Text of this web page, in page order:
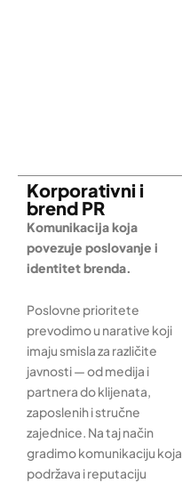
Korporativni i
brend PR
Komunikacija koja
povezuje poslovanje i
identitet brenda.
Poslovne prioritete
prevodimo u narative koji
imaju smisla za različite
javnosti — od medija i
partnera do klijenata,
zaposlenih i stručne
zajednice. Na taj način
gradimo komunikaciju koja
podržava i reputaciju